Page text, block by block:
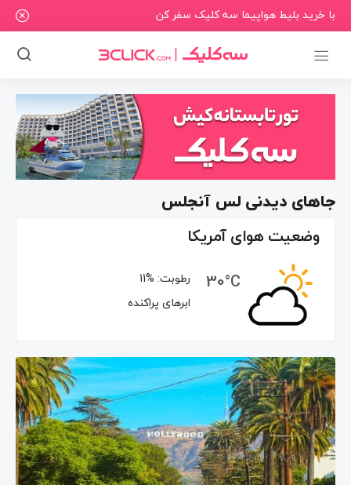
با خرید بلیط هواپیما سه کلیک سفر کن
جاهای دیدنی لس آنجلس
وضعیت هوای آمریکا
30°C
رطوبت: 11%
ابرهای پراکنده